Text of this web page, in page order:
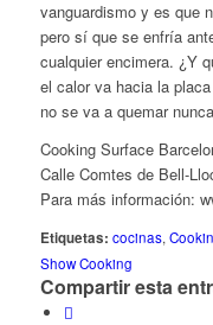
vanguardismo y es que
pero sí que se enfría
cualquier encimera. ¿Y
el calor va hacia la
no se va a quemar
Cooking Surface
Calle Comtes de Bell-
Para más información:
Etiquetas: cocinas,
Show Cooking
Compartir esta